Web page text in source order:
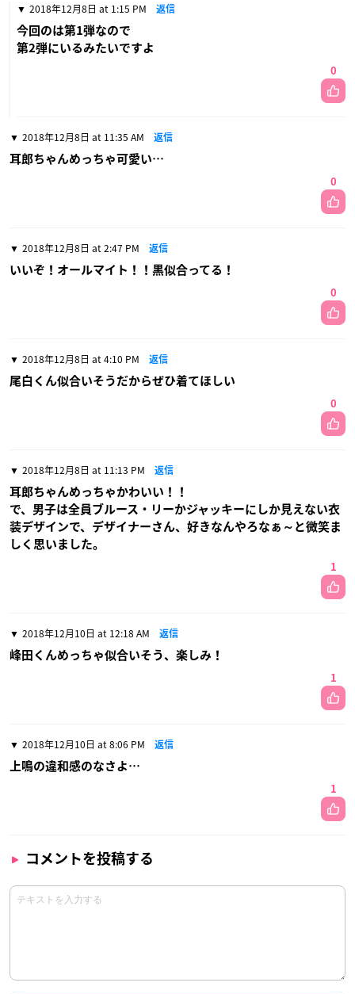
2018年12月8日 at 1:15 PM 返信
今回のは第1弾なので
第2弾にいるみたいですよ
0
2018年12月8日 at 11:35 AM 返信
耳郎ちゃんめっちゃ可愛い…
0
2018年12月8日 at 2:47 PM 返信
いいぞ！オールマイト！！黒似合ってる！
0
2018年12月8日 at 4:10 PM 返信
尾白くん似合いそうだからぜひ着てほしい
0
2018年12月8日 at 11:13 PM 返信
耳郎ちゃんめっちゃかわいい！！
で、男子は全員ブルース・リーかジャッキーにしか見えない衣
装デザインで、デザイナーさん、好きなんやろなぁ～と微笑ま
しく思いました。
1
2018年12月10日 at 12:18 AM 返信
峰田くんめっちゃ似合いそう、楽しみ！
1
2018年12月10日 at 8:06 PM 返信
上鳴の違和感のなさよ…
1
コメントを投稿する